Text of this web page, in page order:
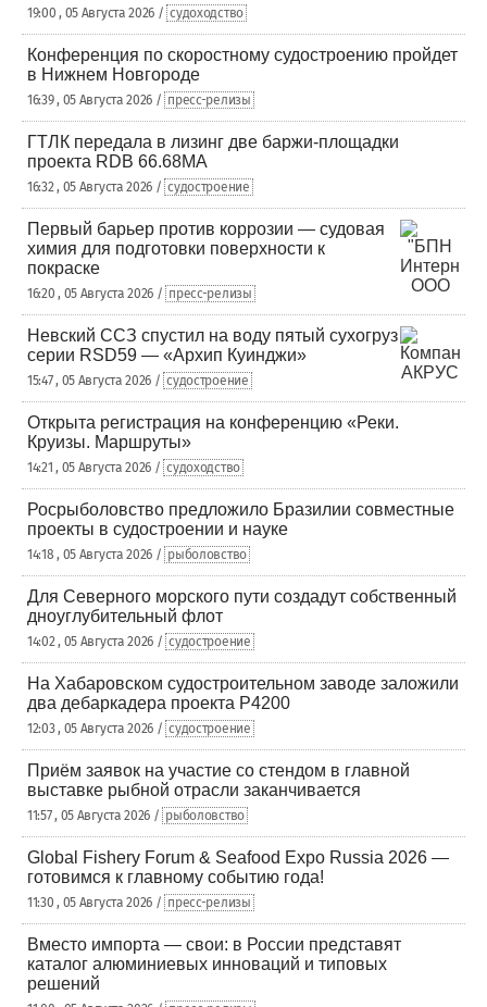
19:00 , 05 Августа 2026 / судоходство
Конференция по скоростному судостроению пройдет
в Нижнем Новгороде
16:39 , 05 Августа 2026 / пресс-релизы
ГТЛК передала в лизинг две баржи-площадки
проекта RDB 66.68МА
16:32 , 05 Августа 2026 / судостроение
Первый барьер против коррозии — судовая
химия для подготовки поверхности к
покраске
16:20 , 05 Августа 2026 / пресс-релизы
Невский ССЗ спустил на воду пятый сухогруз
серии RSD59 — «Архип Куинджи»
15:47 , 05 Августа 2026 / судостроение
Открыта регистрация на конференцию «Реки.
Круизы. Маршруты»
14:21 , 05 Августа 2026 / судоходство
Росрыболовство предложило Бразилии совместные
проекты в судостроении и науке
14:18 , 05 Августа 2026 / рыболовство
Для Северного морского пути создадут собственный
дноуглубительный флот
14:02 , 05 Августа 2026 / судостроение
На Хабаровском судостроительном заводе заложили
два дебаркадера проекта Р4200
12:03 , 05 Августа 2026 / судостроение
Приём заявок на участие со стендом в главной
выставке рыбной отрасли заканчивается
11:57 , 05 Августа 2026 / рыболовство
Global Fishery Forum & Seafood Expo Russia 2026 —
готовимся к главному событию года!
11:30 , 05 Августа 2026 / пресс-релизы
Вместо импорта — свои: в России представят
каталог алюминиевых инноваций и типовых
решений